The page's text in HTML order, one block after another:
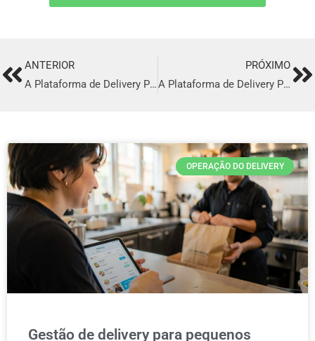
PrevANTERIOR
A Plataforma de Delivery Perfeita em Ribeirão Pires
PRÓXIMO
A Plataforma de Delivery Perfeita em Campo Largo
OPERAÇÃO DO DELIVERY
Gestão de delivery para pequenos